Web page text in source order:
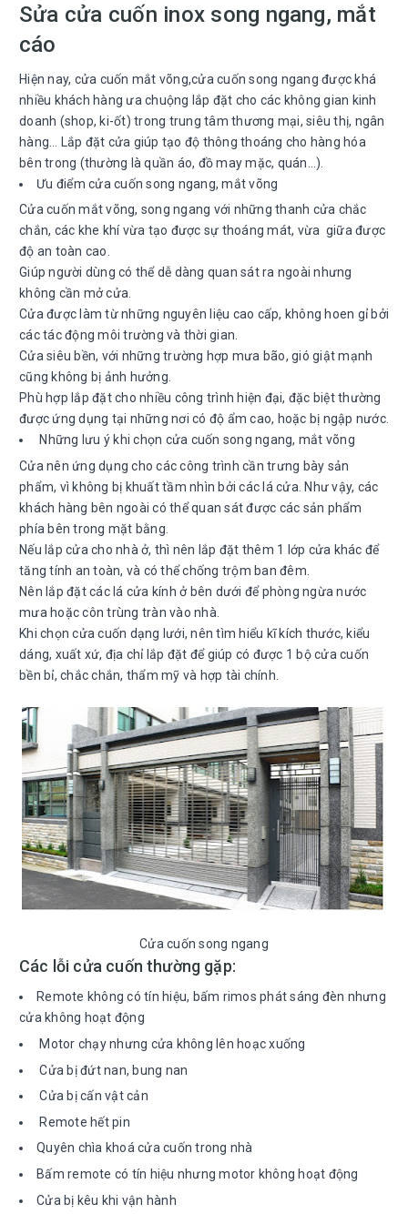
Sửa cửa cuốn inox song ngang, mắt
cáo
Hiện nay, cửa cuốn mắt võng,cửa cuốn song ngang được khá
nhiều khách hàng ưa chuộng lắp đặt cho các không gian kinh
doanh (shop, ki-ốt) trong trung tâm thương mại, siêu thị, ngân
hàng… Lắp đặt cửa giúp tạo độ thông thoáng cho hàng hóa
bên trong (thường là quần áo, đồ may mặc, quán…).
Ưu điểm cửa cuốn song ngang, mắt võng
Cửa cuốn mắt võng, song ngang với những thanh cửa chắc
chắn, các khe khí vừa tạo được sự thoáng mát, vừa giữa được
độ an toàn cao.
Giúp người dùng có thể dễ dàng quan sát ra ngoài nhưng
không cần mở cửa.
Cửa được làm từ những nguyên liệu cao cấp, không hoen gỉ bởi
các tác động môi trường và thời gian.
Cửa siêu bền, với những trường hợp mưa bão, gió giật mạnh
cũng không bị ảnh hưởng.
Phù hợp lắp đặt cho nhiều công trình hiện đại, đặc biệt thường
được ứng dụng tại những nơi có độ ẩm cao, hoặc bị ngập nước.
Những lưu ý khi chọn cửa cuốn song ngang, mắt võng
Cửa nên ứng dụng cho các công trình cần trưng bày sản
phẩm, vì không bị khuất tầm nhìn bởi các lá cửa. Như vậy, các
khách hàng bên ngoài có thể quan sát được các sản phẩm
phía bên trong mặt bằng.
Nếu lắp cửa cho nhà ở, thì nên lắp đặt thêm 1 lớp cửa khác để
tăng tính an toàn, và có thể chống trộm ban đêm.
Nên lắp đặt các lá cửa kính ở bên dưới để phòng ngừa nước
mưa hoặc côn trùng tràn vào nhà.
Khi chọn cửa cuốn dạng lưới, nên tìm hiểu kĩ kích thước, kiểu
dáng, xuất xứ, địa chỉ lắp đặt để giúp có được 1 bộ cửa cuốn
bền bỉ, chắc chắn, thẩm mỹ và hợp tài chính.
Cửa cuốn song ngang
Các lỗi cửa cuốn thường gặp:
Remote không có tín hiệu, bấm rimos phát sáng đèn nhưng
cửa không hoạt động
Motor chạy nhưng cửa không lên hoạc xuống
Cửa bị đứt nan, bung nan
Cửa bị cấn vật cản
Remote hết pin
Quyên chìa khoá cửa cuốn trong nhà
Bấm remote có tín hiệu nhưng motor không hoạt động
Cửa bị kêu khi vận hành